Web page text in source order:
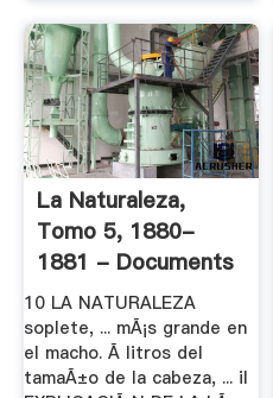
La Naturaleza,
Tomo 5, 1880-
1881 - Documents
10 LA NATURALEZA
soplete, ... mÃ¡s grande en
el macho. Ã litros del
tamaÃ±o de la cabeza, ... il